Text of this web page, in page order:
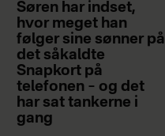
Søren har indset,
hvor meget han
følger sine sønner på
det såkaldte
Snapkort på
telefonen – og det
har sat tankerne i
gang